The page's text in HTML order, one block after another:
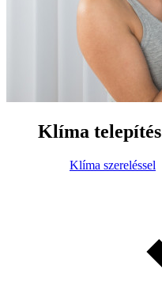
Klíma telepítés
Klíma szereléssel